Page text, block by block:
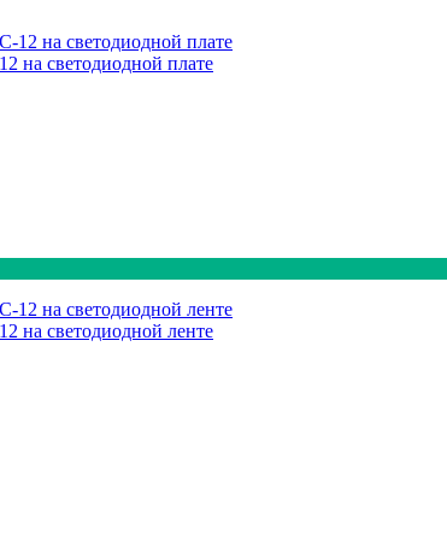
на светодиодной плате
на светодиодной ленте